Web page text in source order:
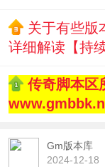
关于有些版
详细解读【持
传奇脚本区
Gm版本库
2024-12-18